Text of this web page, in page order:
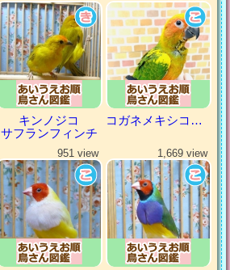
キンノジコ
サフランフィンチ
コガネメキシコインコ
951 view 1,669 view